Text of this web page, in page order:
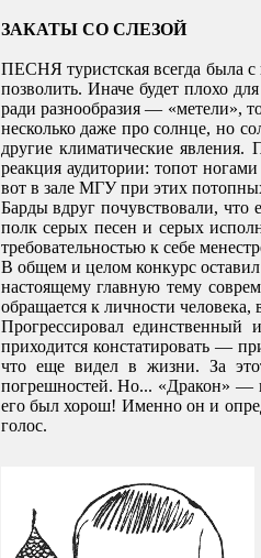
ЗАКАТЫ СО СЛЕЗОЙ
ПЕСНЯ туристская всегда была с
позволить. Иначе будет плохо
ради разнообразия — «метели»,
несколько даже про солнце, но
другие климатические
реакция аудитории: топот
вот в зале МГУ при этих
Барды вдруг почувствовали,
полк серых песен и серых
требовательностью к себе
В общем и целом конкурс
настоящему главную тему
обращается к личности человека,
Прогрессировал
приходится констатировать —
что еще видел в жизни. За
погрешностей. Но... «Дракон» —
его был хорош! Именно он и
голос.